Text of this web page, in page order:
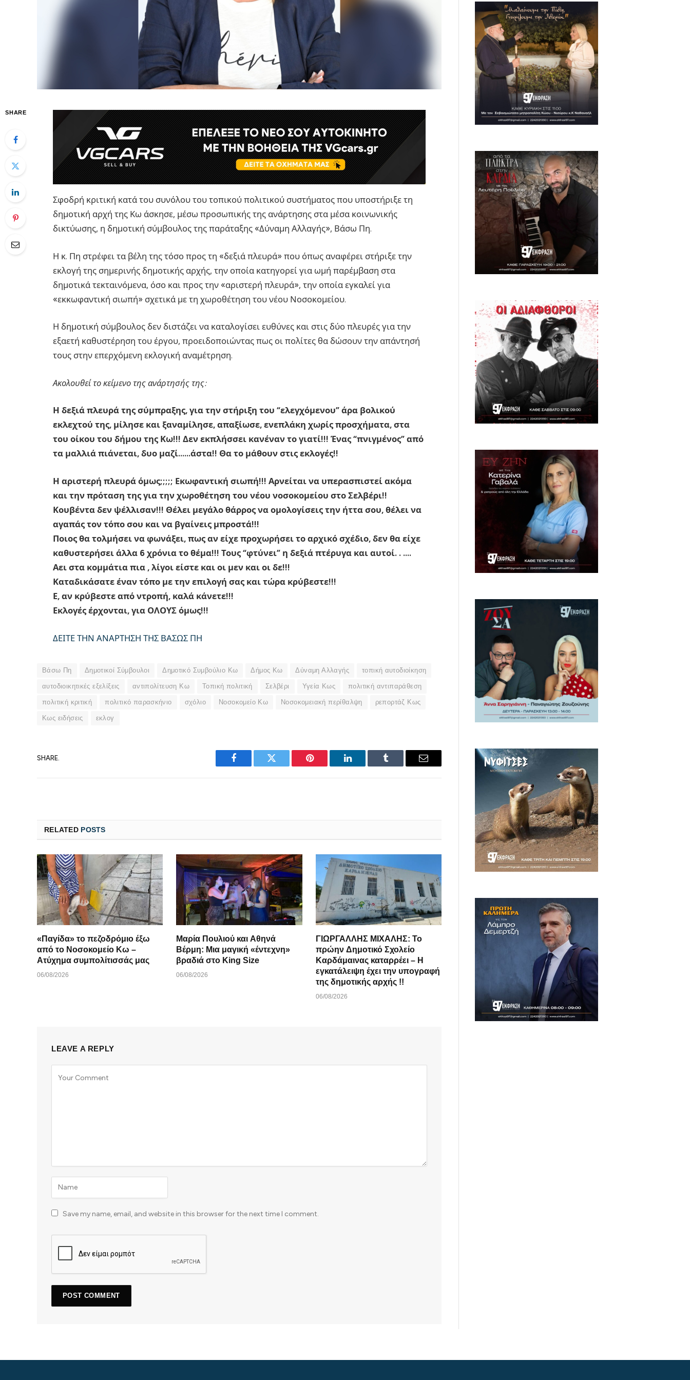
SHARE
Σφοδρή κριτική κατά του συνόλου του τοπικού πολιτικού συστήματος που υποστήριξε τη
δημοτική αρχή της Κω άσκησε, μέσω προσωπικής της ανάρτησης στα μέσα κοινωνικής
δικτύωσης, η δημοτική σύμβουλος της παράταξης «Δύναμη Αλλαγής», Βάσω Πη.
Η κ. Πη στρέφει τα βέλη της τόσο προς τη «δεξιά πλευρά» που όπως αναφέρει στήριξε την
εκλογή της σημερινής δημοτικής αρχής, την οποία κατηγορεί για ωμή παρέμβαση στα
δημοτικά τεκταινόμενα, όσο και προς την «αριστερή πλευρά», την οποία εγκαλεί για
«εκκωφαντική σιωπή» σχετικά με τη χωροθέτηση του νέου Νοσοκομείου.
Η δημοτική σύμβουλος δεν διστάζει να καταλογίσει ευθύνες και στις δύο πλευρές για την
εξαετή καθυστέρηση του έργου, προειδοποιώντας πως οι πολίτες θα δώσουν την απάντησή
τους στην επερχόμενη εκλογική αναμέτρηση.
Ακολουθεί το κείμενο της ανάρτησής της:
Η δεξιά πλευρά της σύμπραξης, για την στήριξη του “ελεγχόμενου” άρα βολικού
εκλεχτού της, μίλησε και ξαναμίλησε, απαξίωσε, ενεπλάκη χωρίς προσχήματα, στα
του οίκου του δήμου της Κω!!! Δεν εκπλήσσει κανέναν το γιατί!!! Ένας “πνιγμένος” από
τα μαλλιά πιάνεται, δυο μαζί……άστα!! Θα το μάθουν στις εκλογές!!
Η αριστερή πλευρά όμως;;;;; Εκωφαντική σιωπή!!! Αρνείται να υπερασπιστεί ακόμα
και την πρόταση της για την χωροθέτηση του νέου νοσοκομείου στο Σελβέρι!!
Κουβέντα δεν ψέλλισαν!!! Θέλει μεγάλο θάρρος να ομολογίσεις την ήττα σου, θέλει να
αγαπάς τον τόπο σου και να βγαίνεις μπροστά!!!
Ποιος θα τολμήσει να φωνάξει, πως αν είχε προχωρήσει το αρχικό σχέδιο, δεν θα είχε
καθυστερήσει άλλα 6 χρόνια το θέμα!!! Τους “φτύνει” η δεξιά πτέρυγα και αυτοί. . ….
Αει στα κομμάτια πια , λίγοι είστε και οι μεν και οι δε!!!
Καταδικάσατε έναν τόπο με την επιλογή σας και τώρα κρύβεστε!!!
Ε, αν κρύβεστε από ντροπή, καλά κάνετε!!!
Εκλογές έρχονται, για ΟΛΟΥΣ όμως!!!
ΔΕΙΤΕ ΤΗΝ ΑΝΑΡΤΗΣΗ ΤΗΣ ΒΑΣΩΣ ΠΗ
Βάσω Πη Δημοτικοί Σύμβουλοι Δημοτικό Συμβούλιο Κω Δήμος Κω Δύναμη Αλλαγής τοπική αυτοδιοίκηση
αυτοδιοικητικές εξελίξεις αντιπολίτευση Κω Τοπική πολιτική Σελβέρι Υγεία Κως πολιτική αντιπαράθεση
πολιτική κριτική πολιτικό παρασκήνιο σχόλιο Νοσοκομείο Κω Νοσοκομειακή περίθαλψη ρεπορτάζ Κως
Κως ειδήσεις εκλογ
SHARE.
Facebook Twitter Pinterest LinkedIn Tumblr Email
RELATED POSTS
«Παγίδα» το πεζοδρόμιο έξω
από το Νοσοκομείο Κω –
Ατύχημα συμπολίτισσάς μας
06/08/2026
Μαρία Πουλιού και Αθηνά
Βέρμη: Μια μαγική «έντεχνη»
βραδιά στο King Size
06/08/2026
ΓΙΩΡΓΑΛΛΗΣ ΜΙΧΑΛΗΣ: Το
πρώην Δημοτικό Σχολείο
Καρδάμαινας καταρρέει – Η
εγκατάλειψη έχει την υπογραφή
της δημοτικής αρχής !!
06/08/2026
LEAVE A REPLY
Save my name, email, and website in this browser for the next time I comment.